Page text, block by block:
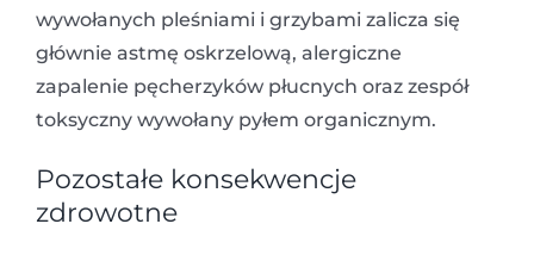
wywołanych pleśniami i grzybami zalicza się
głównie astmę oskrzelową, alergiczne
zapalenie pęcherzyków płucnych oraz zespół
toksyczny wywołany pyłem organicznym.
Pozostałe konsekwencje
zdrowotne